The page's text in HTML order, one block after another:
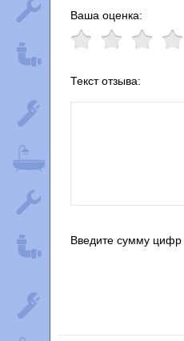
Ваша оценка:
Текст отзыва:
Введите сумму цифр